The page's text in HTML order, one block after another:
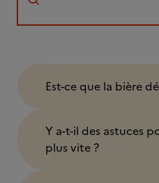
Est-ce que la bière
Y a-t-il des astuces
plus vite ?